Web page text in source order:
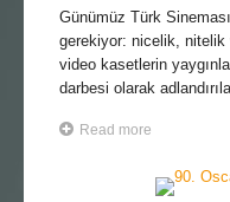
Günümüz Türk
gerekiyor: nicelik, nitelik
video kasetlerin
darbesi olarak
Read more